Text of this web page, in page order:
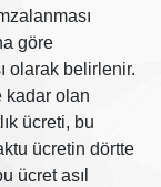
göre
olarak belirlenir.
kadar olan
ücreti, bu
ücretin dörtte
ücret asıl